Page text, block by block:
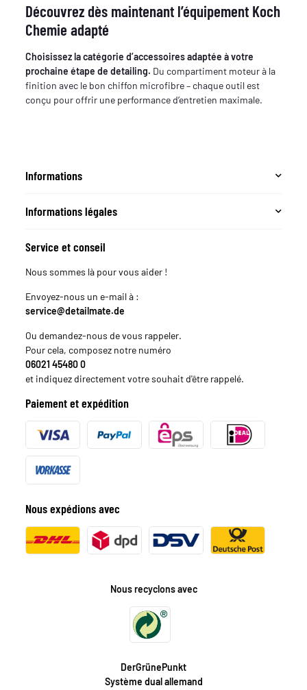
Découvrez dès maintenant l’équipement Koch
Chemie adapté
Choisissez la catégorie d’accessoires adaptée à votre
prochaine étape de detailing. Du compartiment moteur à la
finition avec le bon chiffon microfibre – chaque outil est
conçu pour offrir une performance d’entretien maximale.
Informations
Informations légales
Service et conseil
Nous sommes là pour vous aider !
Envoyez-nous un e-mail à :
service@detailmate.de
Ou demandez-nous de vous rappeler.
Pour cela, composez notre numéro
06021 45480 0
et indiquez directement votre souhait d'être rappelé.
Paiement et expédition
Nous expédions avec
Nous recyclons avec
DerGrünePunkt
Système dual allemand